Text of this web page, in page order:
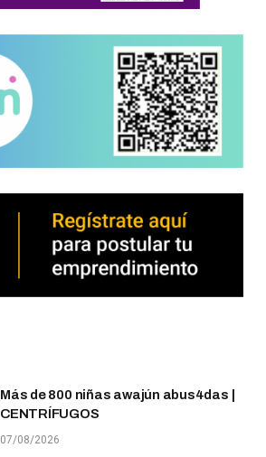
Más de 800 niñas awajún abus4das |
CENTRÍFUGOS
07/08/2026